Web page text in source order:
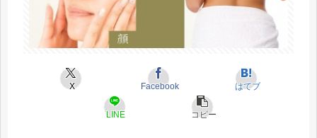
X Facebook はてブ
LINE コピー